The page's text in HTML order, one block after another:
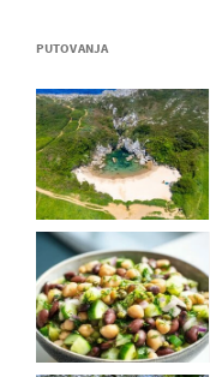
PUTOVANJA